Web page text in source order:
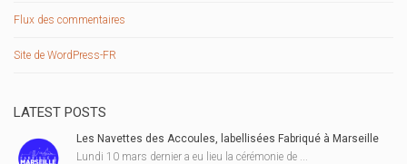
Flux des commentaires
Site de WordPress-FR
LATEST POSTS
Les Navettes des Accoules, labellisées Fabriqué à Marseille
Lundi 10 mars dernier a eu lieu la cérémonie de ...